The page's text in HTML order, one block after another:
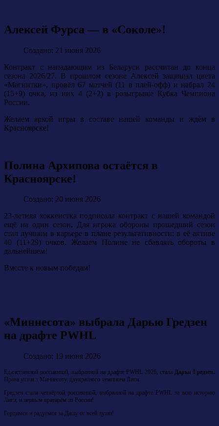
Алексей Фурса — в «Соколе»!
Создано: 21 июня 2026
Контракт с нападающим из Беларуси рассчитан до конца
сезона 2026/27. В прошлом сезоне Алексей защищал цвета
«Магнитки», провёл 67 матчей (11 в плей-офф) и набрал 24
(15+9) очка, из них 4 (2+2) в розыгрыше Кубка Чемпиона
России.
Желаем яркой игры в составе нашей команды и ждём в
Красноярске!
Полина Архипова остаётся в
Красноярске!
Создано: 20 июня 2026
23-летняя хоккеистка подписала контракт с нашей командой
ещё на один сезон. Для игрока обороны прошедший сезон
стал лучшим в карьере в плане результативности: в её активе
40 (11+29) очков. Желаем Полине не сбавлять обороты в
дальнейшем!
Вместе к новым победам!
«Миннесота» выбрала Дарью Гредзен
на драфте PWHL
Создано: 19 июня 2026
Единственной россиянкой, выбранной на драфте PWHL 2026, сталаДарья Гредзен.
Права ушли в Миннесоту, двукратного чемпиона Лиги.
Гредзен стала четвёртой россиянкой, выбранной на драфте PWHL за всю историю
Лиги, и первым вратарём из России!
Гордимся и радуемся за Дашу от всей души!